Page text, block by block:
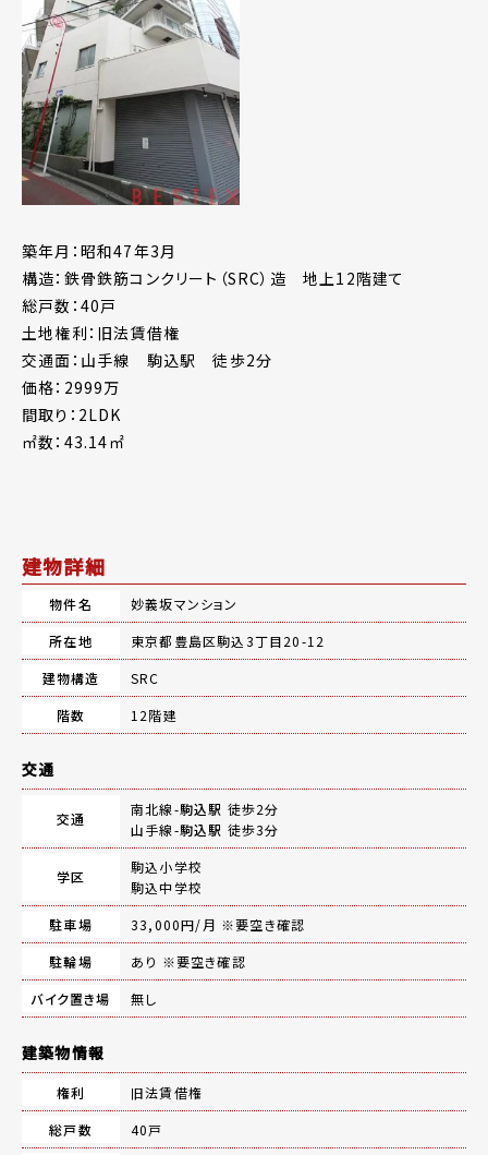
築年月：昭和47年3月
構造：鉄骨鉄筋コンクリート（SRC）造 地上12階建て
総戸数：40戸
土地権利：旧法賃借権
交通面：山手線 駒込駅 徒歩2分
価格：2999万
間取り：2LDK
㎡数：43.14㎡
建物詳細
物件名
妙義坂マンション
所在地
東京都豊島区駒込3丁目20-12
建物構造
SRC
階数
12階建
交通
交通
南北線-駒込駅 徒歩2分
山手線-駒込駅 徒歩3分
学区
駒込小学校
駒込中学校
駐車場
33,000円/月 ※要空き確認
駐輪場
あり ※要空き確認
バイク置き場
無し
建築物情報
権利
旧法賃借権
総戸数
40戸